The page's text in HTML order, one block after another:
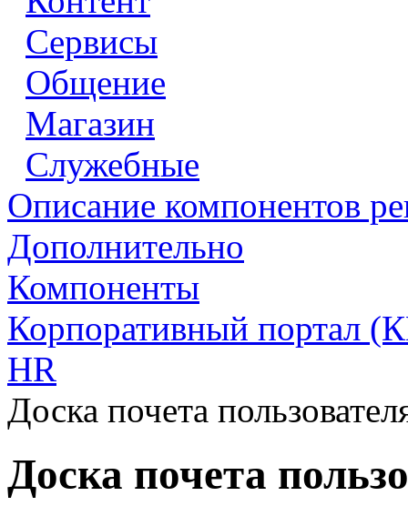
Сервисы
Общение
Магазин
Служебные
Описание компонентов
Дополнительно
Компоненты
Корпоративный портал
HR
Доска почета
Доска почета